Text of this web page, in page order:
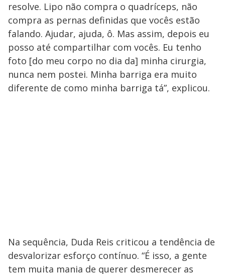
resolve. Lipo não compra o quadríceps, não
compra as pernas definidas que vocês estão
falando. Ajudar, ajuda, ô. Mas assim, depois eu
posso até compartilhar com vocês. Eu tenho
foto [do meu corpo no dia da] minha cirurgia,
nunca nem postei. Minha barriga era muito
diferente de como minha barriga tá”, explicou.
Na sequência, Duda Reis criticou a tendência de
desvalorizar esforço contínuo. “É isso, a gente
tem muita mania de querer desmerecer as